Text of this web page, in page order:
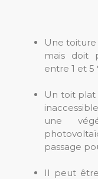
Une
mais doit
entre 1 et 5
Un toit
une
passage
Il peut